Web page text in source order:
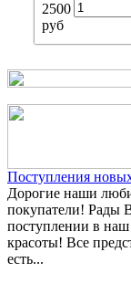
2500
руб
Поступления
Дорогие наши
покупатели! Рады
поступлении в
красоты! Все
есть...